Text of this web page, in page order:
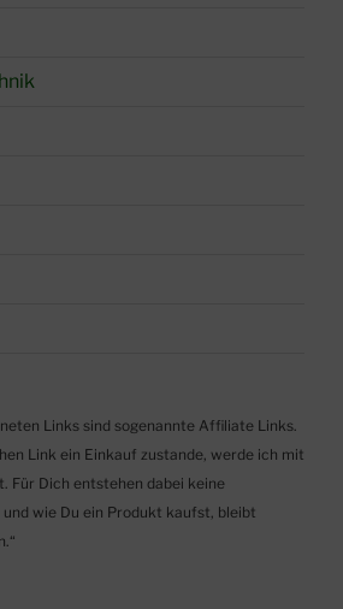
Link ein Einkauf zustande, werde ich mit
Für Dich entstehen dabei keine
wie Du ein Produkt kaufst, bleibt